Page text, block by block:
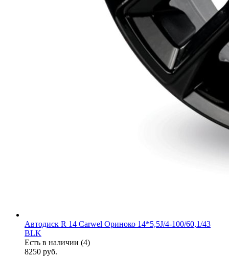
Автодиск R 14 Carwel Ориноко 14*5,5J/4-100/60,1/43
BLK
Есть в наличии (4)
8250 руб.